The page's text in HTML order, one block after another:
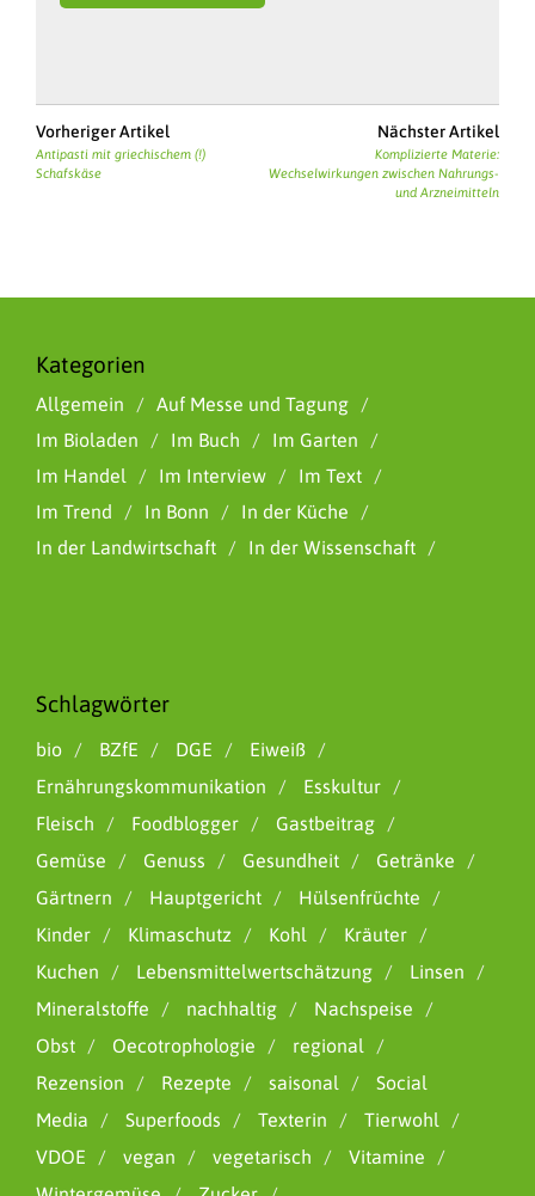
Vorheriger Artikel
Antipasti mit griechischem (!)
Schafskäse
Nächster Artikel
Komplizierte Materie:
Wechselwirkungen zwischen Nahrungs-
und Arzneimitteln
Kategorien
Allgemein
Auf Messe und Tagung
Im Bioladen
Im Buch
Im Garten
Im Handel
Im Interview
Im Text
Im Trend
In Bonn
In der Küche
In der Landwirtschaft
In der Wissenschaft
Schlagwörter
bio BZfE DGE
Eiweiß
Ernährungskommunikation
Esskultur
Fleisch
Foodblogger
Gastbeitrag
Gemüse
Genuss Gesundheit
Getränke
Gärtnern
Hauptgericht
Hülsenfrüchte
Kinder
Klimaschutz Kohl
Kräuter
Kuchen
Lebensmittelwertschätzung
Linsen
Mineralstoffe
nachhaltig
Nachspeise
Obst
Oecotrophologie
regional
Rezension
Rezepte saisonal
Social
Media
Superfoods Texterin
Tierwohl
VDOE
vegan vegetarisch
Vitamine